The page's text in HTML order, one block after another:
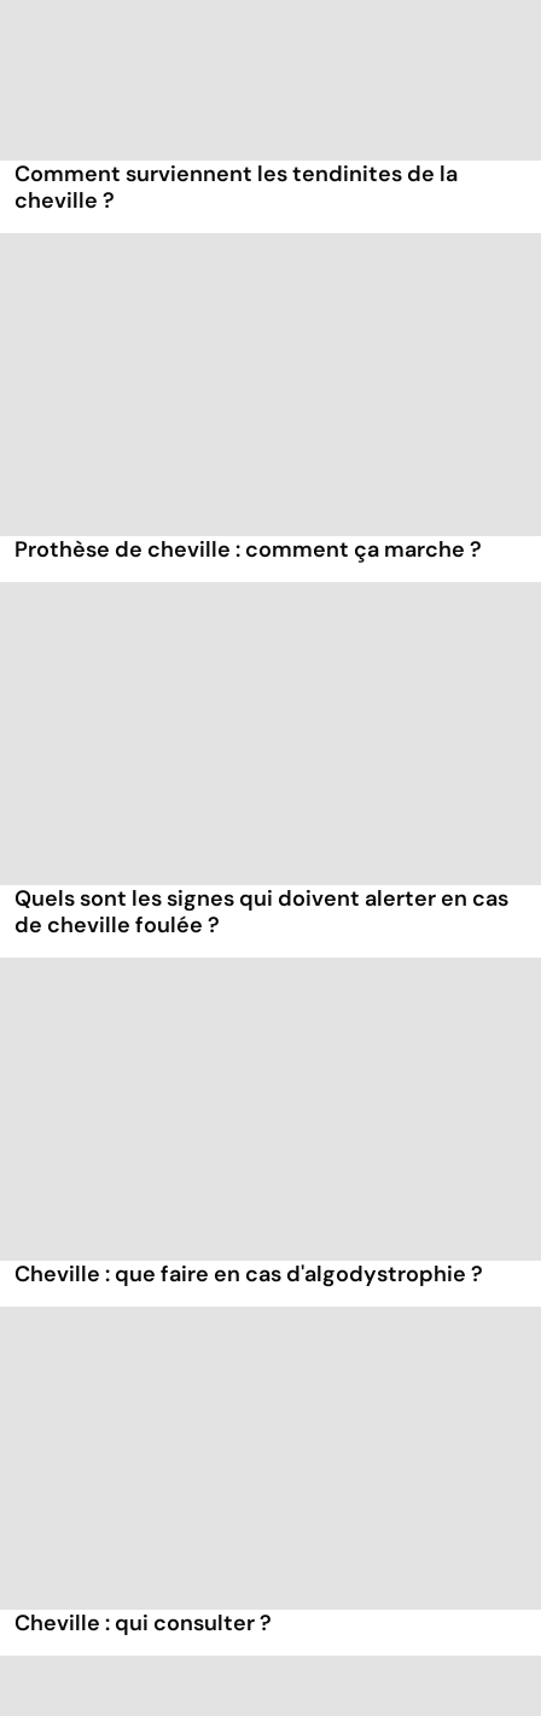
Comment surviennent les tendinites de la
cheville ?
Prothèse de cheville : comment ça marche ?
Quels sont les signes qui doivent alerter en cas
de cheville foulée ?
Cheville : que faire en cas d'algodystrophie ?
Cheville : qui consulter ?